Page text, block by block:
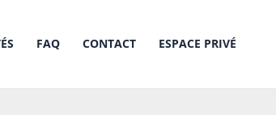
FAQ CONTACT ESPACE PRIVÉ